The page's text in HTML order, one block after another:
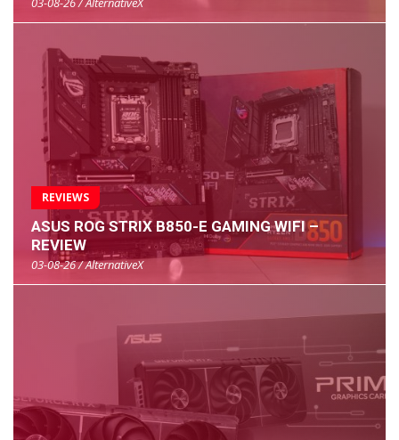
REVIEWS
ASUS ROG STRIX B850-E GAMING WIFI –
REVIEW
03-08-26 / AlternativeX